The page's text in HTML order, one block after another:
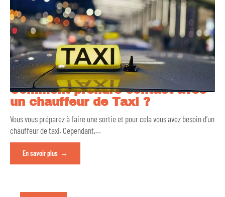
Comment prendre contact avec
un chauffeur de Taxi ?
Vous vous préparez à faire une sortie et pour cela vous avez besoin d’un
chauffeur de taxi. Cependant,…
En savoir plus